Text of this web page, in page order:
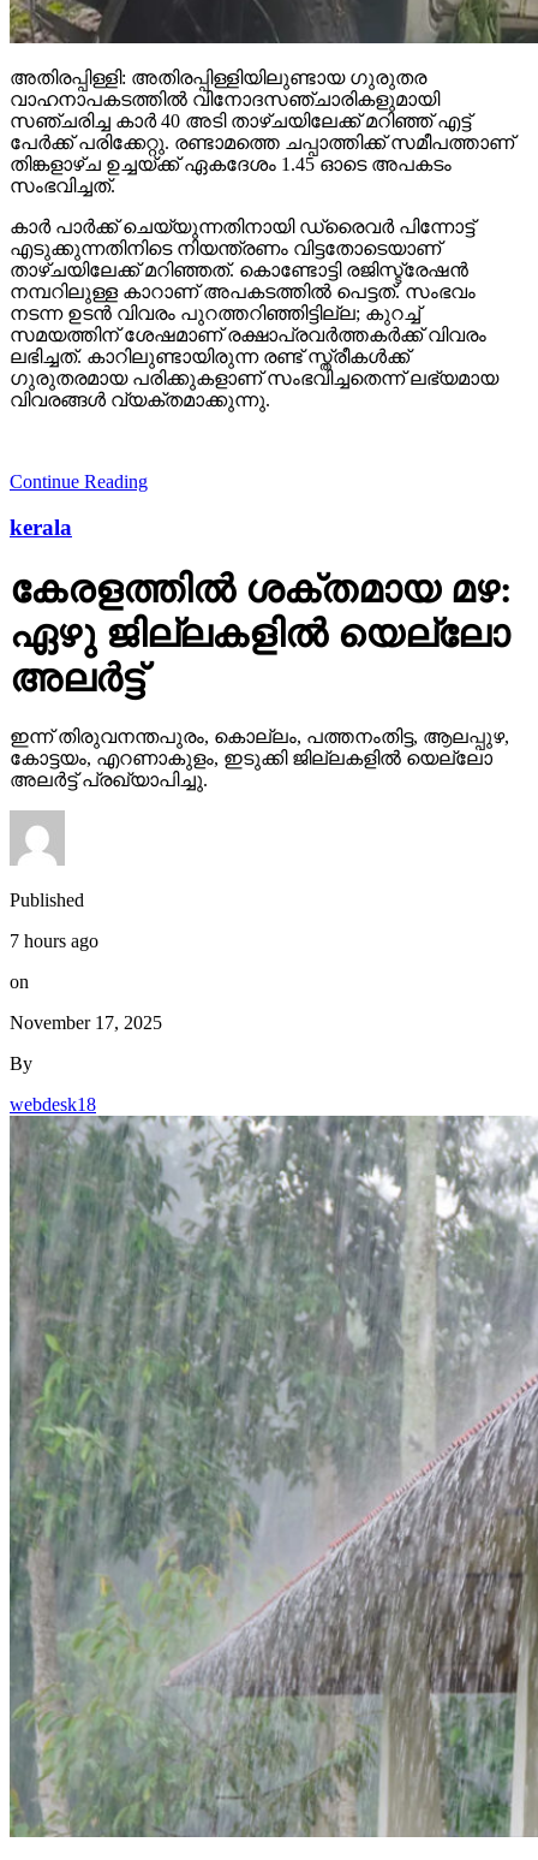
അതിരപ്പിള്ളി: അതിരപ്പിള്ളിയിലുണ്ടായ ഗുരുതര
വാഹനാപകടത്തില്‍ വിനോദസഞ്ചാരികളുമായി
സഞ്ചരിച്ച കാര്‍ 40 അടി താഴ്ചയിലേക്ക് മറിഞ്ഞ് എട്ട്
പേര്‍ക്ക് പരിക്കേറ്റു. രണ്ടാമത്തെ ചപ്പാത്തിക്ക് സമീപത്താണ്
തിങ്കളാഴ്ച ഉച്ചയ്ക്ക് ഏകദേശം 1.45 ഓടെ അപകടം
സംഭവിച്ചത്.
കാര്‍ പാര്‍ക്ക് ചെയ്യുന്നതിനായി ഡ്രൈവര്‍ പിന്നോട്ട്
എടുക്കുന്നതിനിടെ നിയന്ത്രണം വിട്ടതോടെയാണ്
താഴ്ചയിലേക്ക് മറിഞ്ഞത്. കൊണ്ടോട്ടി രജിസ്ട്രേഷന്‍
നമ്പറിലുള്ള കാറാണ് അപകടത്തില്‍ പെട്ടത്. സംഭവം
നടന്ന ഉടന്‍ വിവരം പുറത്തറിഞ്ഞിട്ടില്ല; കുറച്ച്
സമയത്തിന് ശേഷമാണ് രക്ഷാപ്രവര്‍ത്തകര്‍ക്ക് വിവരം
ലഭിച്ചത്. കാറിലുണ്ടായിരുന്ന രണ്ട് സ്ത്രീകള്‍ക്ക്
ഗുരുതരമായ പരിക്കുകളാണ് സംഭവിച്ചതെന്ന് ലഭ്യമായ
വിവരങ്ങള്‍ വ്യക്തമാക്കുന്നു.
Continue Reading
kerala
കേരളത്തില്‍ ശക്തമായ മഴ:
ഏഴു ജില്ലകളില്‍ യെല്ലോ
അലര്‍ട്ട്
ഇന്ന് തിരുവനന്തപുരം, കൊല്ലം, പത്തനംതിട്ട, ആലപ്പുഴ,
കോട്ടയം, എറണാകുളം, ഇടുക്കി ജില്ലകളില്‍ യെല്ലോ
അലര്‍ട്ട് പ്രഖ്യാപിച്ചു.
Published
7 hours ago
on
November 17, 2025
By
webdesk18